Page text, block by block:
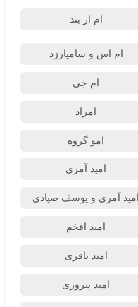
ام‌ ار بند
ام اس و سامیارزد
ام جی
امراد
امو گروه
امید آمری
امید آمری و یوسف صیادی
امید افخم
امید باقری
امید پیروزی